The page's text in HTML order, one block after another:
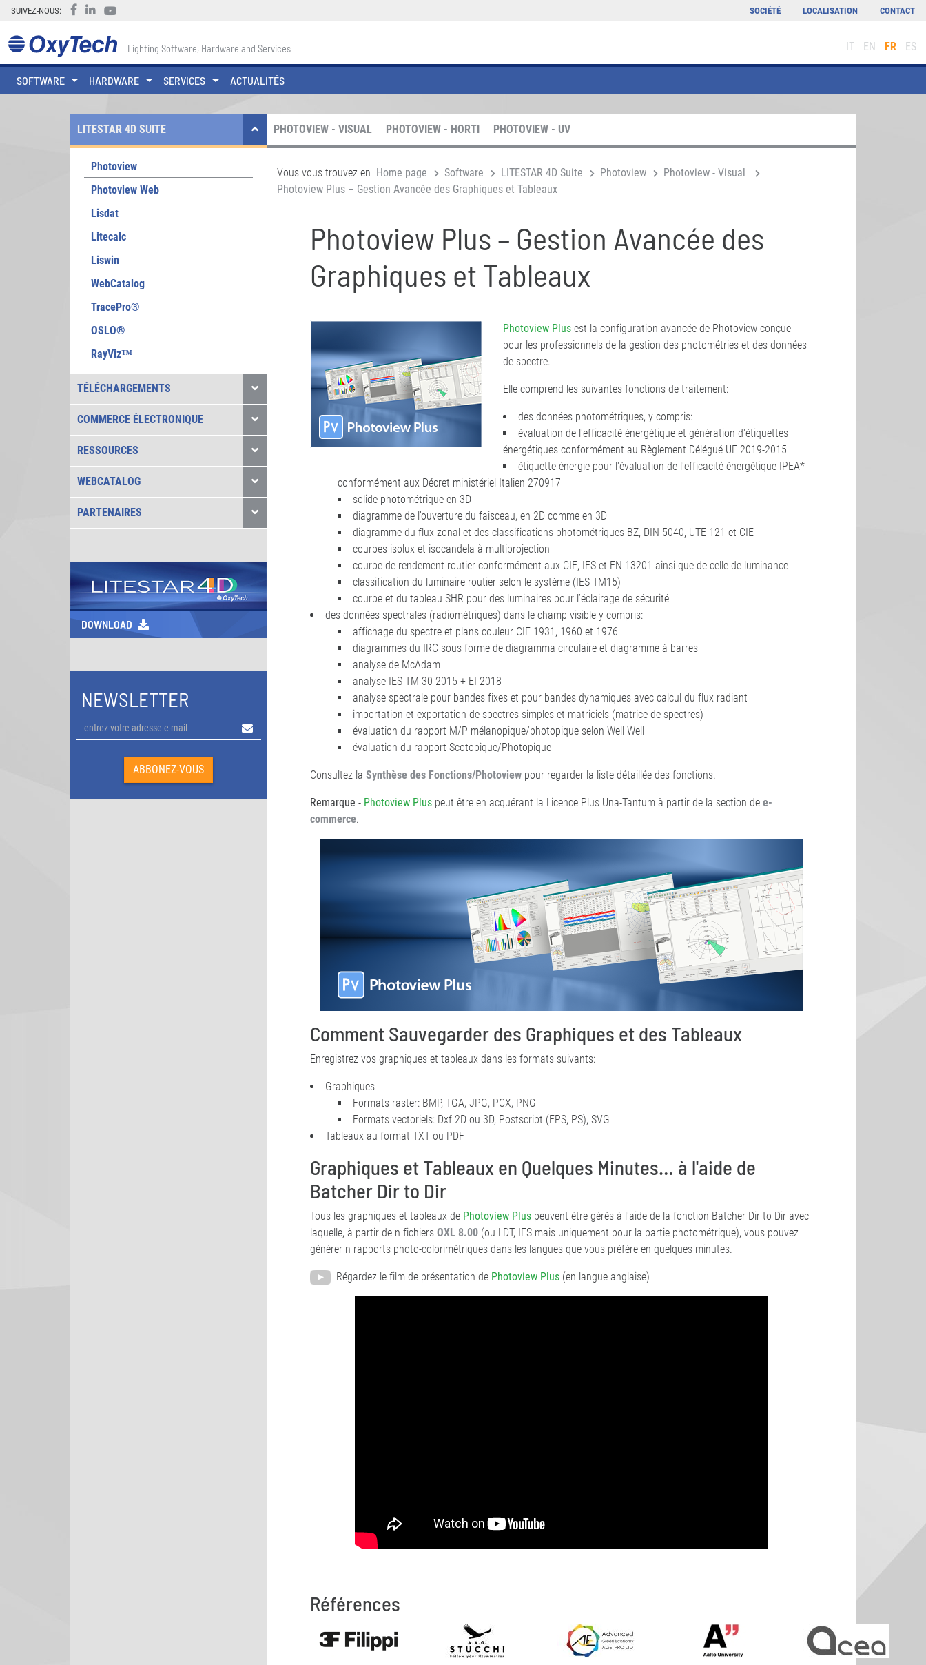
SUIVEZ-NOUS:
IT EN FR ES
Lighting Software, Hardware and Services
SOFTWARE HARDWARE SERVICES ACTUALITÉS
SOCIÉTÉ LOCALISATION CONTACT
PHOTOVIEW - VISUAL PHOTOVIEW - HORTI PHOTOVIEW - UV
Vous vous trouvez en Home page Software LITESTAR 4D Suite Photoview
Photoview - Visual
Photoview Plus – Gestion Avancée des Graphiques et Tableaux
Photoview Plus – Gestion Avancée des
Graphiques et Tableaux
Photoview Plus est la configuration avancée de Photoview conçue
pour les professionnels de la gestion des photométries et des données
de spectre.
Elle comprend les suivantes fonctions de traitement:
des données photométriques, y compris:
évaluation de l'efficacité énergétique et génération d'étiquettes
énergétiques conformément au Règlement Délégué UE 2019-2015
étiquette-énergie pour l'évaluation de l'efficacité énergétique IPEA*
conformément aux Décret ministériel Italien 270917
solide photométrique en 3D
diagramme de l’ouverture du faisceau, en 2D comme en 3D
diagramme du flux zonal et des classifications photométriques BZ, DIN 5040, UTE 121 et CIE
courbes isolux et isocandela à multiprojection
courbe de rendement routier conformément aux CIE, IES et EN 13201 ainsi que de celle de luminance
classification du luminaire routier selon le système (IES TM15)
courbe et du tableau SHR pour des luminaires pour l’éclairage de sécurité
des données spectrales (radiométriques) dans le champ visible y compris:
affichage du spectre et plans couleur CIE 1931, 1960 et 1976
diagrammes du IRC sous forme de diagramma circulaire et diagramme à barres
analyse de McAdam
analyse IES TM-30 2015 + EI 2018
analyse spectrale pour bandes fixes et pour bandes dynamiques avec calcul du flux radiant
importation et exportation de spectres simples et matriciels (matrice de spectres)
évaluation du rapport M/P mélanopique/photopique selon Well Well
évaluation du rapport Scotopique/Photopique
Consultez la Synthèse des Fonctions/Photoview pour regarder la liste détaillée des fonctions.
Remarque - Photoview Plus peut être en acquérant la Licence Plus Una-Tantum à partir de la section de e-
commerce.
Comment Sauvegarder des Graphiques et des Tableaux
Enregistrez vos graphiques et tableaux dans les formats suivants:
Graphiques
Formats raster: BMP, TGA, JPG, PCX, PNG
Formats vectoriels: Dxf 2D ou 3D, Postscript (EPS, PS), SVG
Tableaux au format TXT ou PDF
Graphiques et Tableaux en Quelques Minutes… à l'aide de
Batcher Dir to Dir
Tous les graphiques et tableaux de Photoview Plus peuvent être gérés à l'aide de la fonction Batcher Dir to Dir avec
laquelle, à partir de n fichiers OXL 8.00 (ou LDT, IES mais uniquement pour la partie photométrique), vous pouvez
générer n rapports photo-colorimétriques dans les langues que vous préfére en quelques minutes.
Régardez le film de présentation de Photoview Plus (en langue anglaise)
Références
LITESTAR 4D SUITE
Photoview
Photoview Web
Lisdat
Litecalc
Liswin
WebCatalog
TracePro®
OSLO®
RayViz™
TÉLÉCHARGEMENTS
COMMERCE ÉLECTRONIQUE
RESSOURCES
WEBCATALOG
PARTENAIRES
DOWNLOAD
NEWSLETTER